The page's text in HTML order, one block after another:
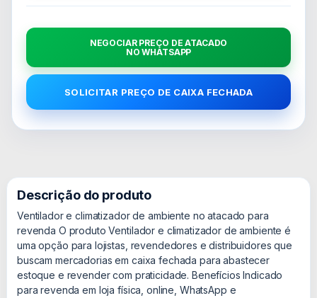
NEGOCIAR PREÇO DE ATACADO
NO WHATSAPP
SOLICITAR PREÇO DE CAIXA FECHADA
Descrição do produto
Ventilador e climatizador de ambiente no atacado para
revenda O produto Ventilador e climatizador de ambiente é
uma opção para lojistas, revendedores e distribuidores que
buscam mercadorias em caixa fechada para abastecer
estoque e revender com praticidade. Benefícios Indicado
para revenda em loja física, online, WhatsApp e